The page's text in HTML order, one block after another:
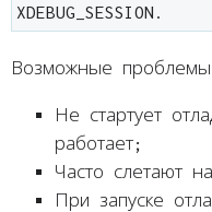
XDEBUG_SESSION.
Возможные
Не стартует
работает;
Часто слетают
При запуске